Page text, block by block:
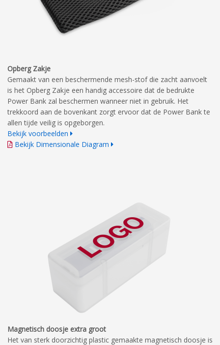
Opberg Zakje
Gemaakt van een beschermende mesh-stof die zacht aanvoelt
is het Opberg Zakje een handig accessoire dat de bedrukte
Power Bank zal beschermen wanneer niet in gebruik. Het
trekkoord aan de bovenkant zorgt ervoor dat de Power Bank te
allen tijde veilig is opgeborgen.
Bekijk voorbeelden
Bekijk Dimensionale Diagram
Magnetisch doosje extra groot
Het van sterk doorzichtig plastic gemaakte magnetisch doosje is